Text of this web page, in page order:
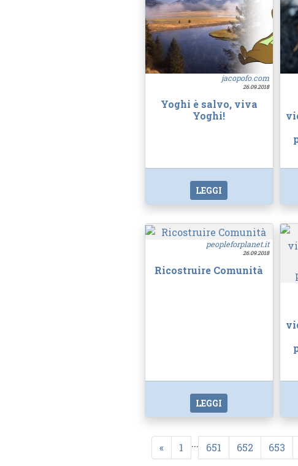
jacopofo.com
26.09.2018
Yoghi è salvo, viva
Yoghi!
LEGGI
peopleforplanet.it
26.09.2018
Ricostruire Comunità
LEGGI
« 1 ... 651 652 653